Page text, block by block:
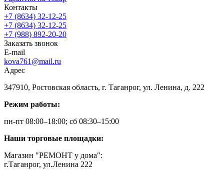
Контакты
+7 (8634) 32-12-25
+7 (8634) 32-12-25
+7 (988) 892-20-20
Заказать звонок
E-mail
kova761@mail.ru
Адрес
347910, Ростовская область, г. Таганрог, ул. Ленина, д. 222
Режим работы:
пн-пт 08:00–18:00; сб 08:30–15:00
Наши торговые площадки:
Магазин "РЕМОНТ у дома":
г.Таганрог, ул.Ленина 222